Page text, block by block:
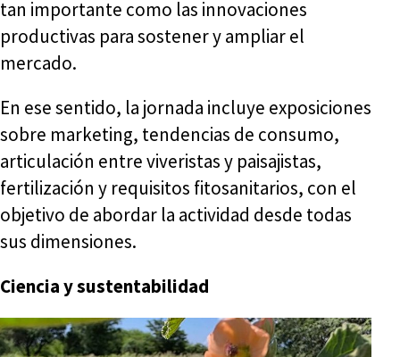
tan importante como las innovaciones
productivas para sostener y ampliar el
mercado.
En ese sentido, la jornada incluye exposiciones
sobre marketing, tendencias de consumo,
articulación entre viveristas y paisajistas,
fertilización y requisitos fitosanitarios, con el
objetivo de abordar la actividad desde todas
sus dimensiones.
Ciencia y sustentabilidad